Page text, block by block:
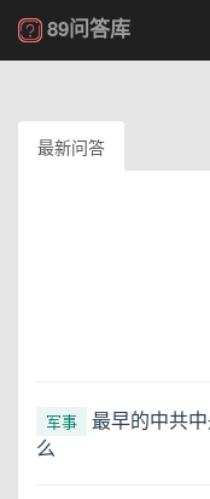
89问答库
最新问答
军事
最早的中共
么